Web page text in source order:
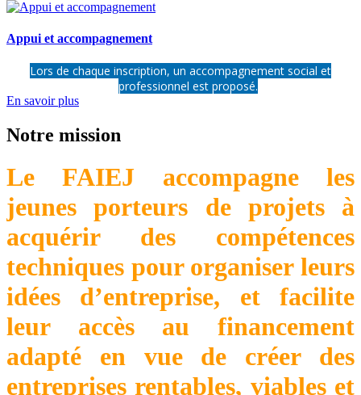
Appui et accompagnement
Lors de chaque inscription, un accompagnement social et
professionnel est proposé.
En savoir plus
Notre mission
Le FAIEJ accompagne les
jeunes porteurs de projets à
acquérir des compétences
techniques pour organiser leurs
idées d’entreprise, et facilite
leur accès au financement
adapté en vue de créer des
entreprises rentables, viables et